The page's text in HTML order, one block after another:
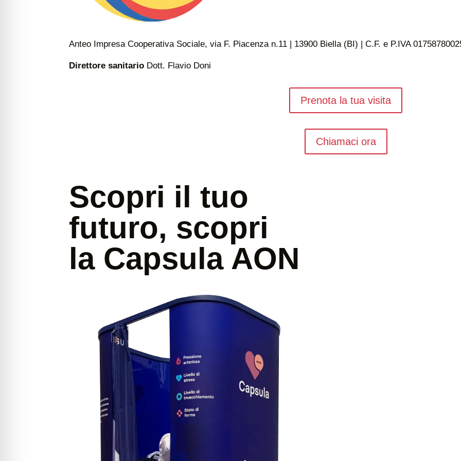
Anteo Impresa Cooperativa Sociale, via F. Piacenza n.11 | 13900 Biella (BI) | C.F. e P.IVA
Direttore sanitario Dott. Flavio Doni
Prenota la tua visita
Chiamaci ora
Scopri il tuo
futuro, scopri
la Capsula AON